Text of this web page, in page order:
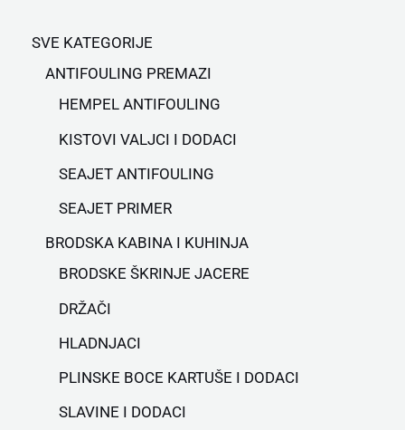
SVE KATEGORIJE
ANTIFOULING PREMAZI
HEMPEL ANTIFOULING
KISTOVI VALJCI I DODACI
SEAJET ANTIFOULING
SEAJET PRIMER
BRODSKA KABINA I KUHINJA
BRODSKE ŠKRINJE JACERE
DRŽAČI
HLADNJACI
PLINSKE BOCE KARTUŠE I DODACI
SLAVINE I DODACI